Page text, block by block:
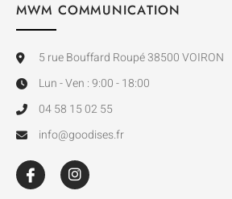
MWM COMMUNICATION
5 rue Bouffard Roupé 38500 VOIRON
Lun - Ven : 9:00 - 18:00
04 58 15 02 55
info@goodises.fr